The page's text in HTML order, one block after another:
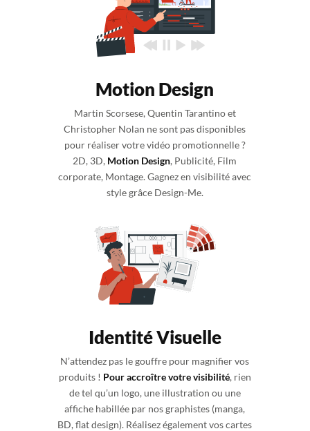
Motion Design
Martin Scorsese, Quentin Tarantino et
Christopher Nolan ne sont pas disponibles
pour réaliser votre vidéo promotionnelle ?
2D, 3D, Motion Design, Publicité, Film
corporate, Montage. Gagnez en visibilité avec
style grâce Design-Me.
Identité Visuelle
N’attendez pas le gouffre pour magnifier vos
produits ! Pour accroître votre visibilité, rien
de tel qu’un logo, une illustration ou une
affiche habillée par nos graphistes (manga,
BD, flat design). Réalisez également vos cartes